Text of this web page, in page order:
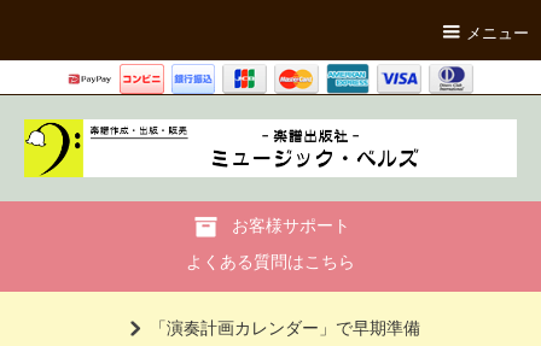
メニュー
お客様サポート
よくある質問はこちら
「演奏計画カレンダー」で早期準備